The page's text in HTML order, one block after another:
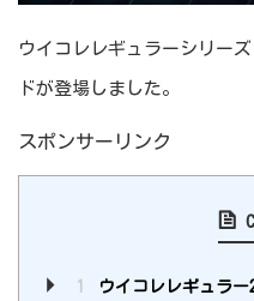
ウイコレレギュラーシリーズ
ドが登場しました。
スポンサーリンク
1
ウイコレレギュラー